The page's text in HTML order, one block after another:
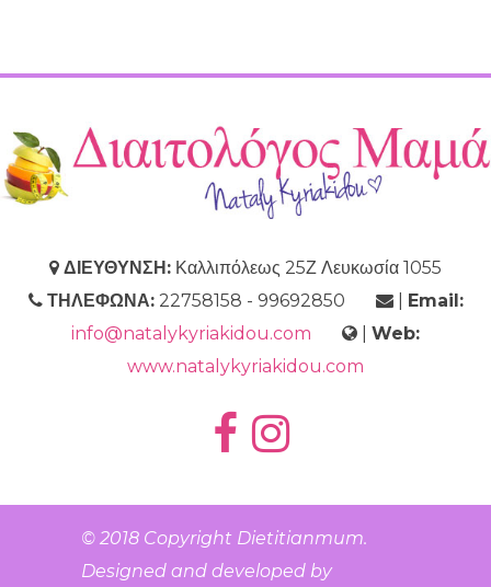
ΔΙΕΥΘΥΝΣΗ: Καλλιπόλεως 25Ζ Λευκωσία 1055
ΤΗΛΕΦΩΝΑ:22758158 - 99692850 | Email:
info@natalykyriakidou.com
Web:
www.natalykyriakidou.com
© 2018 Copyright Dietitianmum.
Designed and developed by